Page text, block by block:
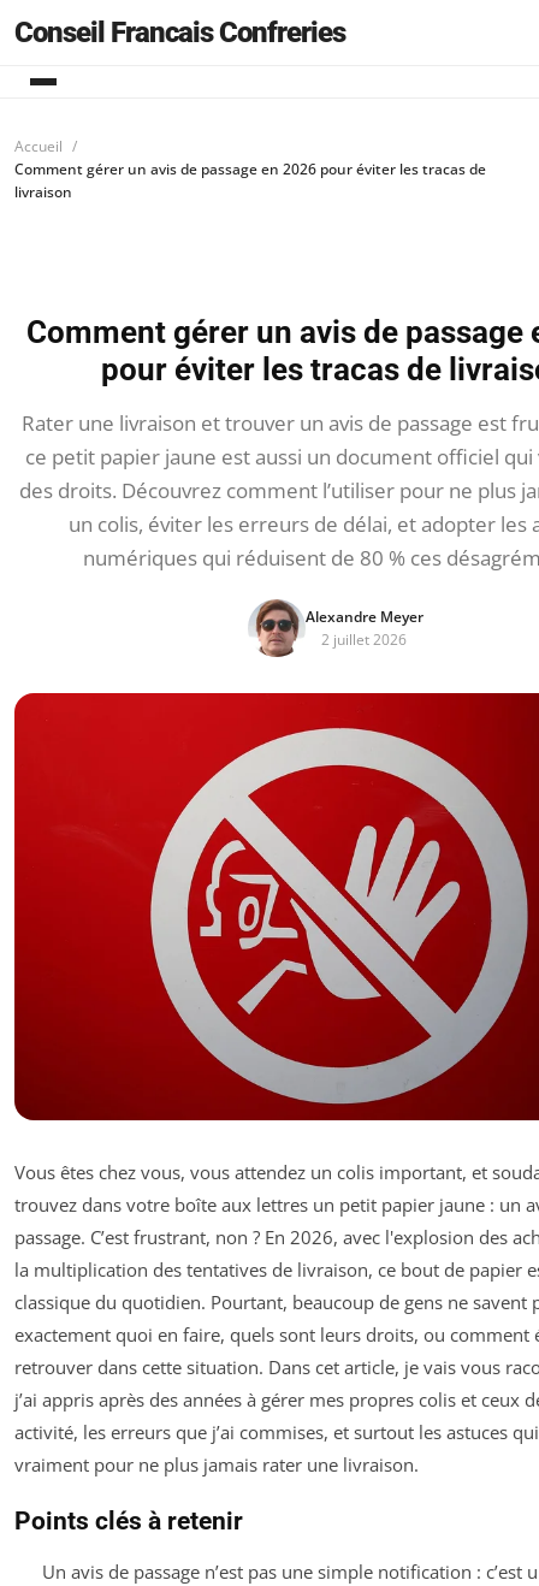
Conseil Francais Confreries
Accueil
Comment gérer un avis de passage en 2026 pour éviter les tracas de
livraison
Comment gérer un avis de passage
pour éviter les tracas de
Rater une livraison et trouver un avis de passage est
ce petit papier jaune est aussi un document officiel qui
des droits. Découvrez comment l’utiliser pour ne plus
un colis, éviter les erreurs de délai, et adopter les
numériques qui réduisent de 80 % ces
Alexandre Meyer
2 juillet 2026
Vous êtes chez vous, vous attendez un colis important, et
trouvez dans votre boîte aux lettres un petit papier jaune : un
passage. C’est frustrant, non ? En 2026, avec l'explosion des
la multiplication des tentatives de livraison, ce bout de papier
classique du quotidien. Pourtant, beaucoup de gens ne savent
exactement quoi en faire, quels sont leurs droits, ou comment
retrouver dans cette situation. Dans cet article, je vais vous
j’ai appris après des années à gérer mes propres colis et ceux
activité, les erreurs que j’ai commises, et surtout les astuces
vraiment pour ne plus jamais rater une livraison.
Points clés à retenir
Un avis de passage n’est pas une simple notification : c’est